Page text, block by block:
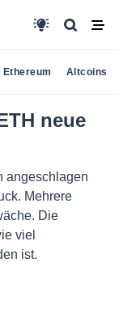
Ethereum Altcoins
neue
angeschlagen
Mehrere
Die
viel
ist.